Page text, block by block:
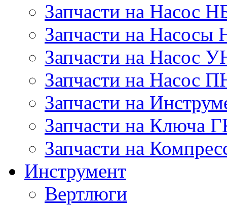
Запчасти на Насос
Запчасти на
Запчасти на Насос
Запчасти на Насос
Запчасти на
Запчасти на Ключа
Запчасти на
Инструмент
Вертлюги